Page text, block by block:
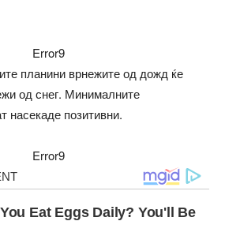
Error9
планини врнежите од дожд ќе
од снег. Минималните
насекаде позитивни.
Error9